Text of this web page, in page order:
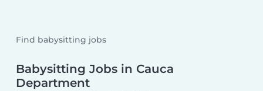
Find babysitting jobs
Babysitting Jobs in Cauca
Department